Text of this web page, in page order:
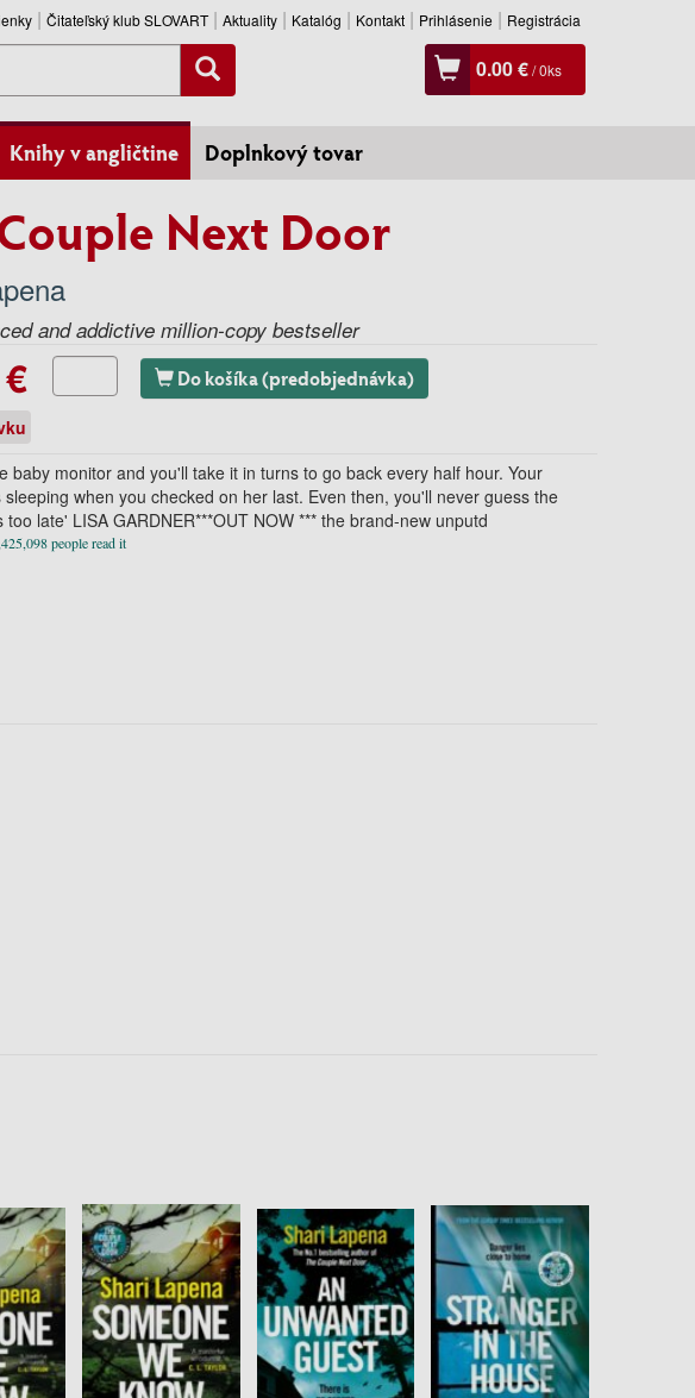
Čitateľský klub SLOVART Aktuality Katalóg Kontakt Prihlásenie Registrácia
0.00 €/0ks
Knihy v angličtine Doplnkový tovar
Next Door
and addictive million-copy bestseller
Do košíka (predobjednávka)
baby monitor and you'll take it in turns to go back every half hour. Your
when you checked on her last. Even then, you'll never guess the
too late' LISA GARDNER***OUT NOW *** the brand-new unputd